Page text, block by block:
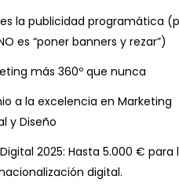
la publicidad programática
es “poner banners y rezar”)
más 360º que nunca
a la excelencia en Marketing
y Diseño
2025: Hasta 5.000 € para
digital.